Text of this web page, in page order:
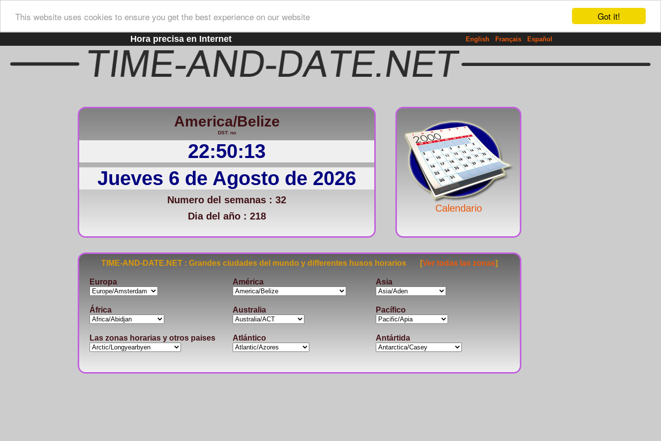
Got it!
This website uses cookies to ensure you get the best experience on our website
Hora precisa en Internet English Français Español
America/Belize
DST: no
22:50:13
Jueves 6 de Agosto de 2026
Numero del semanas : 32
Dia del año : 218
Calendario
TIME-AND-DATE.NET : Grandes ciudades del mundo y differentes husos horarios [Ver todas las zonas]
Europa América Asia
África Australia Pacífico
Las zonas horarias y otros paises Atlántico Antártida